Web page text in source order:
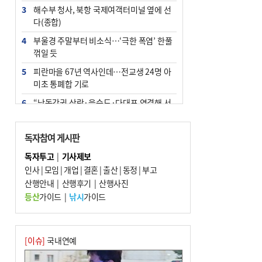
3
해수부 청사, 북항 국제여객터미널 옆에 선
다(종합)
4
부울경 주말부터 비소식…‘극한 폭염’ 한풀
꺾일 듯
5
피란마을 67년 역사인데…전교생 24명 아
미초 통폐합 기로
6
“낙동강권 삼락·을숙도·다대포 연결해 서
7
오늘의 날씨- 2026년 8월 7일
8
외국인 선원 ‘인신매매 경유지’ 된 부산…
우려가 현실로
9
[사설] 해수부 신청사 북항으로 확정, 해양
수도 도약의 전환점
10 르노 못 타는 부산시장…관용차 규정에 막
힌 지역기업 응원
독자참여 게시판
독자투고| 기사제보
인사|모임 | 개업 | 결혼|출산|동정 |부고
산행안내 | 산행후기 | 산행사진
등산가이드| 낚시가이드
[이슈] 국내연예